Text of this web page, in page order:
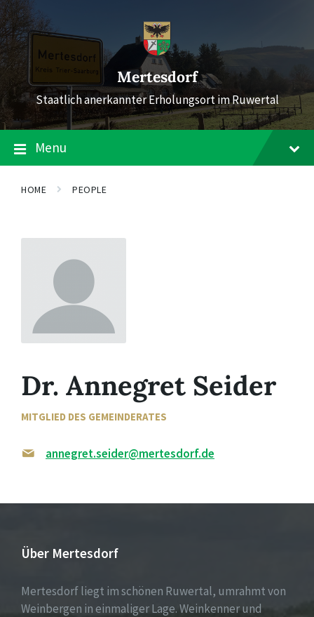
Skip
to
content
Skip
to
main
navigation
Skip
to
footer
Mertesdorf
Staatlich anerkannter Erholungsort im Ruwertal
Menu
HOME PEOPLE
Dr. Annegret Seider
MITGLIED DES GEMEINDERATES
annegret.seider@mertesdorf.de
Über Mertesdorf
Mertesdorf liegt im schönen Ruwertal, umrahmt von
Weinbergen in einmaliger Lage. Weinkenner und